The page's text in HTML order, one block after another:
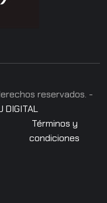
que cambian de
reservados. -
DIGITAL
Términos y
condiciones